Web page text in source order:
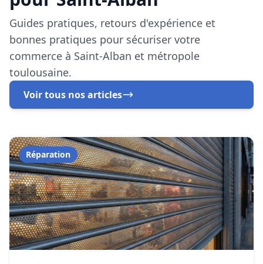
Réparation
6 décembre 2025
Réparation Rideau Métallique Saint-
Alban | Service Express 24h/24
Expert en réparation de rideau métallique à Saint-
Alban. Dépannage urgences, déblocage rapide,
moteur en panne. Intervention Capitole, Minimes,
Rangueil 05 82 95 14 44
En savoir plus